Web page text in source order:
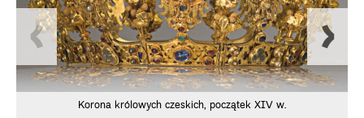
Korona królowych czeskich, początek XIV w.